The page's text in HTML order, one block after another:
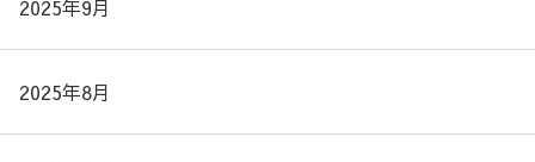
2025年9月
2025年8月